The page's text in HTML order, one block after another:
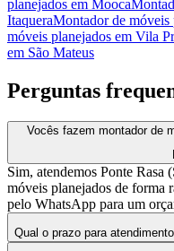
planejados em Mooca
ItaqueraMontador de móveis
móveis planejados em Vila
em São Mateus
Perguntas
Vocês fazem montador de
Sim, atendemos Ponte Rasa
móveis planejados de forma
pelo WhatsApp para um
Qual o prazo para